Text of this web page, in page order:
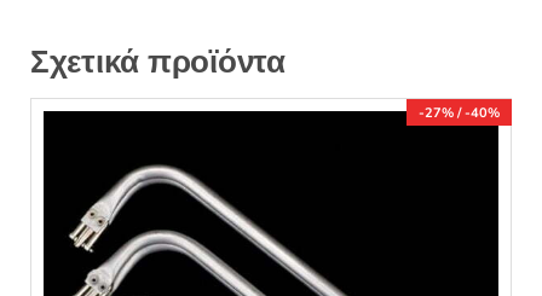
Σχετικά προϊόντα
-27% / -40%